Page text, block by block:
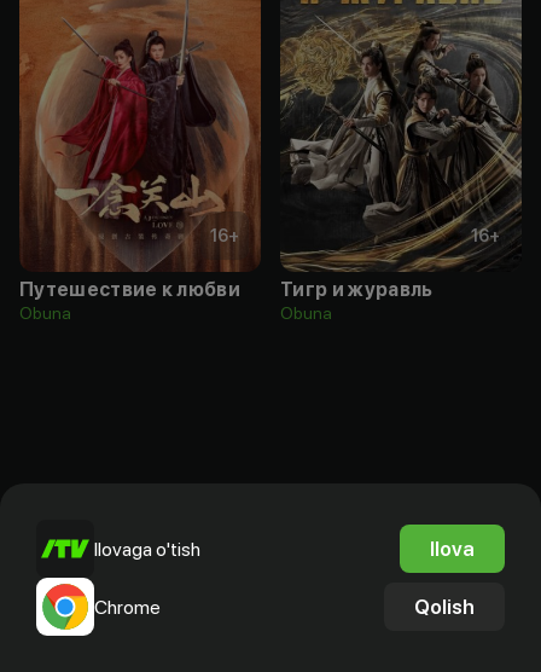
16+
Путешествие к любви
Obuna
16+
Тигр и журавль
Obuna
Ilovaga o'tish Ilova
Chrome Qolish